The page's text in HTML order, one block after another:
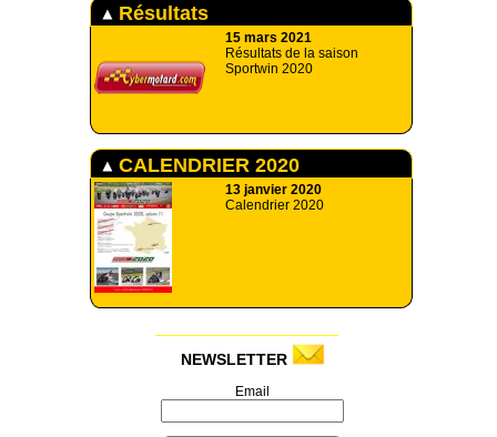
Résultats
15 mars 2021
Résultats de la saison
Sportwin 2020
CALENDRIER 2020
13 janvier 2020
Calendrier 2020
NEWSLETTER
Email